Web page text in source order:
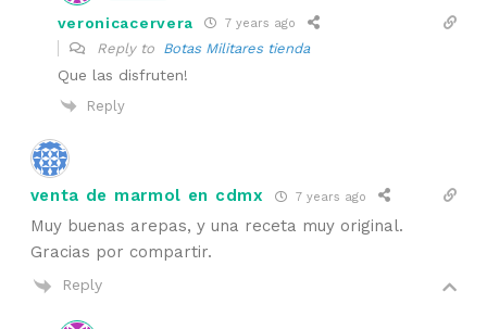
veronicacervera 7 years ago
Reply to Botas Militares tienda
Que las disfruten!
Reply
venta de marmol en cdmx 7 years ago
Muy buenas arepas, y una receta muy original.
Gracias por compartir.
Reply